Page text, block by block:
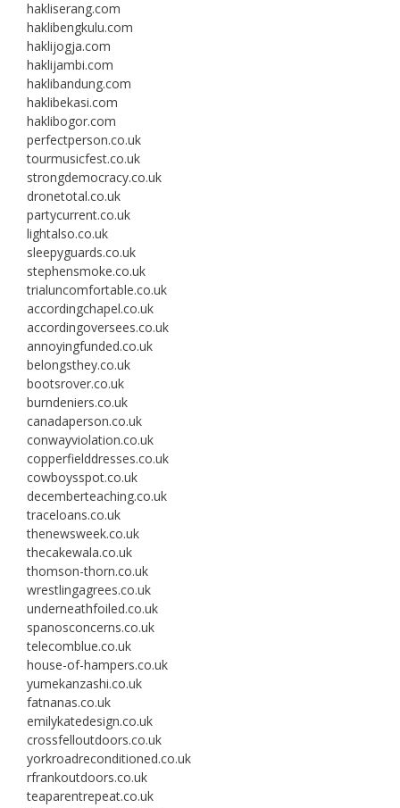
hakliserang.com
haklibengkulu.com
haklijogja.com
haklijambi.com
haklibandung.com
haklibekasi.com
haklibogor.com
perfectperson.co.uk
tourmusicfest.co.uk
strongdemocracy.co.uk
dronetotal.co.uk
partycurrent.co.uk
lightalso.co.uk
sleepyguards.co.uk
stephensmoke.co.uk
trialuncomfortable.co.uk
accordingchapel.co.uk
accordingoversees.co.uk
annoyingfunded.co.uk
belongsthey.co.uk
bootsrover.co.uk
burndeniers.co.uk
canadaperson.co.uk
conwayviolation.co.uk
copperfielddresses.co.uk
cowboysspot.co.uk
decemberteaching.co.uk
traceloans.co.uk
thenewsweek.co.uk
thecakewala.co.uk
thomson-thorn.co.uk
wrestlingagrees.co.uk
underneathfoiled.co.uk
spanosconcerns.co.uk
telecomblue.co.uk
house-of-hampers.co.uk
yumekanzashi.co.uk
fatnanas.co.uk
emilykatedesign.co.uk
crossfelloutdoors.co.uk
yorkroadreconditioned.co.uk
rfrankoutdoors.co.uk
teaparentrepeat.co.uk